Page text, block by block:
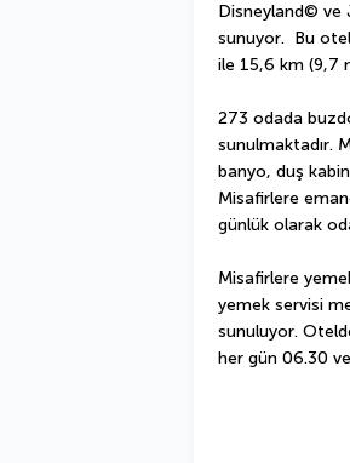
Disneyland© ve
sunuyor.  Bu
ile 15,6 km (9,7
273 odada
sunulmaktadır.
banyo, duş
Misafirlere
günlük olarak
Misafirlere
yemek servisi
sunuluyor.
her gün 06.30